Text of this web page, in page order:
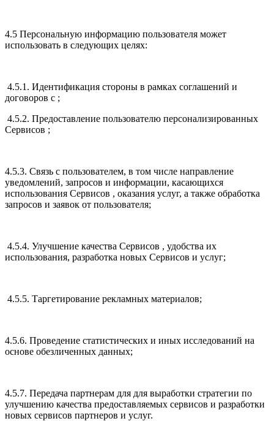
4.5 Персональную информацию пользователя может
использовать в следующих целях:
4.5.1. Идентификация стороны в рамках соглашений и
договоров с ;
4.5.2. Предоставление пользователю персонализированных
Сервисов ;
4.5.3. Связь с пользователем, в том числе направление
уведомлений, запросов и информации, касающихся
использования Сервисов , оказания услуг, а также обработка
запросов и заявок от пользователя;
4.5.4. Улучшение качества Сервисов , удобства их
использования, разработка новых Сервисов и услуг;
4.5.5. Таргетирование рекламных материалов;
4.5.6. Проведение статистических и иных исследований на
основе обезличенных данных;
4.5.7. Передача партнерам для для выработки стратегии по
улучшению качества предоставляемых сервисов и разработки
новых сервисов партнеров и услуг.